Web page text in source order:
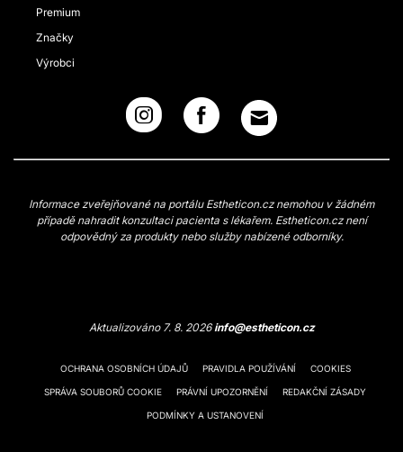
Premium
Značky
Výrobci
Informace zveřejňované na portálu Estheticon.cz nemohou v žádném
případě nahradit konzultaci pacienta s lékařem. Estheticon.cz není
odpovědný za produkty nebo služby nabízené odborníky.
Aktualizováno 7. 8. 2026info@estheticon.cz
OCHRANA OSOBNÍCH ÚDAJŮ PRAVIDLA POUŽÍVÁNÍ COOKIES
SPRÁVA SOUBORŮ COOKIE PRÁVNÍ UPOZORNĚNÍ REDAKČNÍ ZÁSADY
PODMÍNKY A USTANOVENÍ